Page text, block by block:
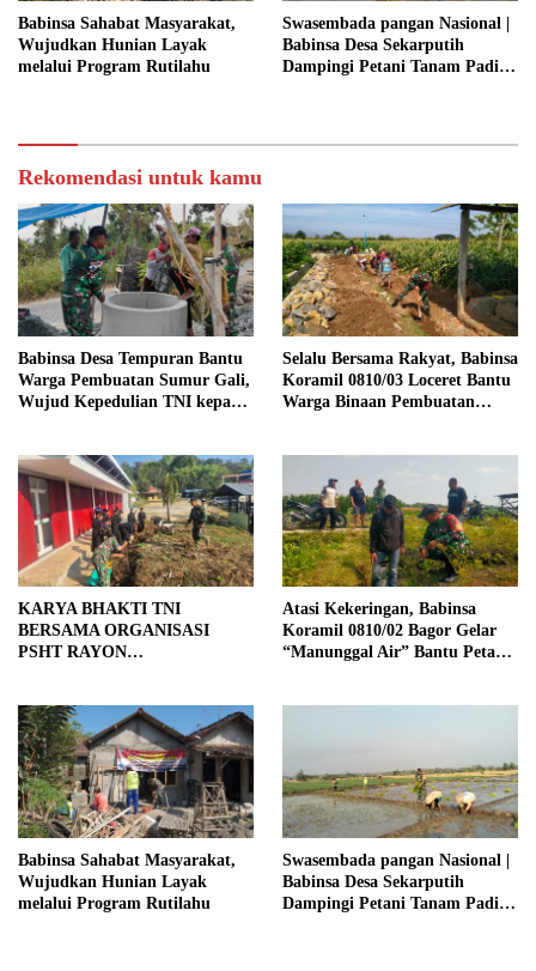
Babinsa Sahabat Masyarakat,
Wujudkan Hunian Layak
melalui Program Rutilahu
Swasembada pangan Nasional |
Babinsa Desa Sekarputih
Dampingi Petani Tanam Padi,
Rekomendasi untuk kamu
Babinsa Desa Tempuran Bantu
Warga Pembuatan Sumur Gali,
Wujud Kepedulian TNI kepada
Selalu Bersama Rakyat, Babinsa
Koramil 0810/03 Loceret Bantu
Warga Binaan Pembuatan
KARYA BHAKTI TNI
BERSAMA ORGANISASI
PSHT RAYON
ROYONG DAN
KEMANUNGGALAN TNI-
RAKYAT
Atasi Kekeringan, Babinsa
Koramil 0810/02 Bagor Gelar
“Manunggal Air” Bantu Petani
Babinsa Sahabat Masyarakat,
Wujudkan Hunian Layak
melalui Program Rutilahu
Swasembada pangan Nasional |
Babinsa Desa Sekarputih
Dampingi Petani Tanam Padi,